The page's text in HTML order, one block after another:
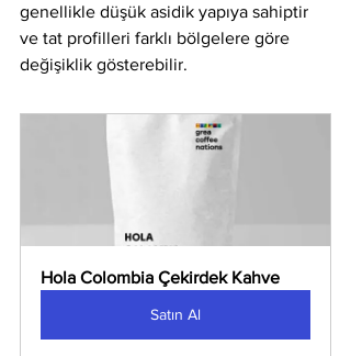
genellikle düşük asidik yapıya sahiptir
ve tat profilleri farklı bölgelere göre
değişiklik gösterebilir.
Hola Colombia Çekirdek Kahve
Satın Al